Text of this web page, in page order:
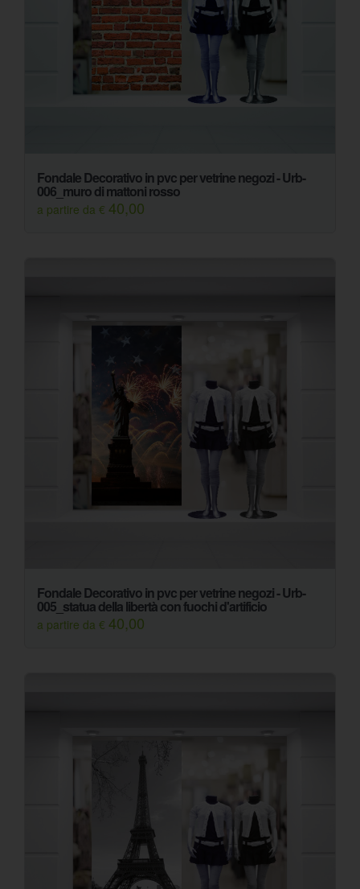
Fondale Decorativo in pvc per vetrine negozi - Urb-
006_muro di mattoni rosso
a partire da € 40,00
Fondale Decorativo in pvc per vetrine negozi - Urb-
005_statua della libertà con fuochi d'artificio
a partire da € 40,00